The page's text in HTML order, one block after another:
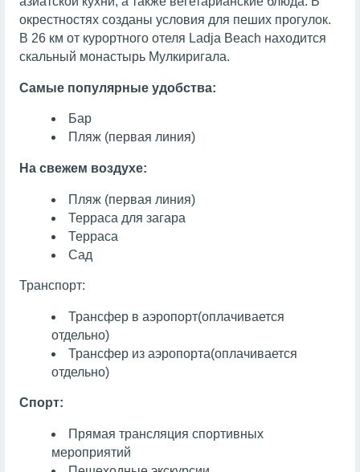
окрестностях созданы условия для пеших прогулок.
В 26 км от курортного отеля Ladja Beach находится
скальный монастырь Мулкиригала.
Самые популярные удобства:
Бар
Пляж (первая линия)
На свежем воздухе:
Пляж (первая линия)
Терраса для загара
Терраса
Сад
Транспорт:
Трансфер в аэропорт(оплачивается
отдельно)
Трансфер из аэропорта(оплачивается
отдельно)
Спорт:
Прямая трансляция спортивных
мероприятий